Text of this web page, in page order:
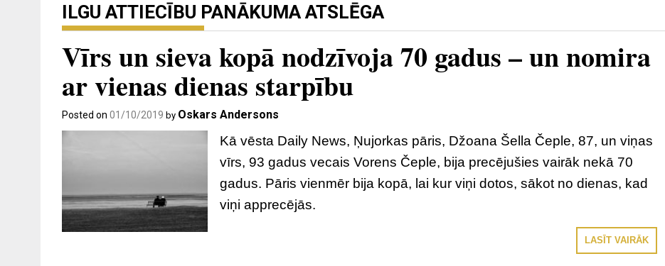
ILGU ATTIECĪBU PANĀKUMA ATSLĒGA
Vīrs un sieva kopā nodzīvoja 70 gadus – un nomira
ar vienas dienas starpību
Posted on 01/10/2019 by Oskars Andersons
Kā vēsta Daily News, Ņujorkas pāris, Džoana Šella Čeple, 87, un viņas
vīrs, 93 gadus vecais Vorens Čeple, bija precējušies vairāk nekā 70
gadus. Pāris vienmēr bija kopā, lai kur viņi dotos, sākot no dienas, kad
viņi apprecējās.
LASĪT VAIRĀK